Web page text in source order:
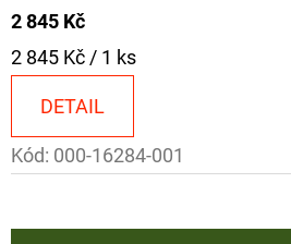
2 845 Kč
Měrná
2 845 Kč / 1 ks
DETAIL
Kód: 000-16284-001